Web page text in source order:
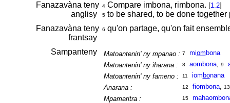
Fanazavàna teny
anglisy
4Compare imbona, rimbona. [1.2]
5to be shared, to be done together
Fanazavàna teny
frantsay
6 qu'on partage, qu'on fait
Sampanteny Matoantenin' ny mpanao : 7 miom bona
Matoantenin' ny iharana :
8 aombona, 9
Matoantenin' ny fameno :
11 iom bonana
Anarana :
12 fiombona, 13
Mpamaritra : 15